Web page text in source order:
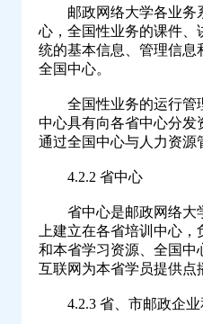
邮政网络大学各业务
心，全国性业务的课件、
统的基本信息、管理信息
全国中心。
全国性业务的运行管
中心具有向各省中心分发
通过全国中心与人力资源
4.2.2 省中心
省中心是邮政网络大
上建立在各省培训中心
和本省学习资源、全国中
互联网为本省学员提供点
4.2.3 省、市邮政企业